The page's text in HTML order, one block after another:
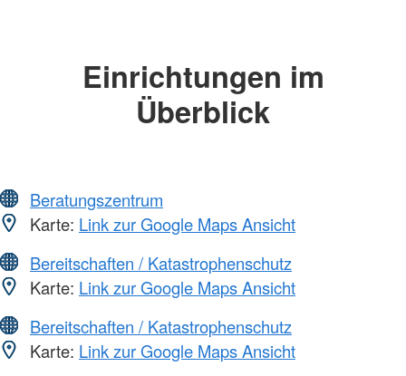
Einrichtungen im
Überblick
Beratungszentrum
Karte: Link zur Google Maps Ansicht
Bereitschaften / Katastrophenschutz
Karte: Link zur Google Maps Ansicht
Bereitschaften / Katastrophenschutz
Karte: Link zur Google Maps Ansicht